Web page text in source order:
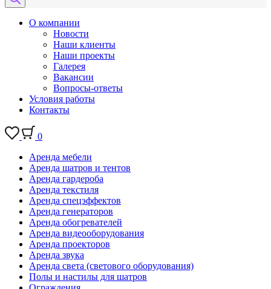
О компании
Новости
Наши клиенты
Наши проекты
Галерея
Вакансии
Вопросы-ответы
Условия работы
Контакты
0
Аренда мебели
Аренда шатров и тентов
Аренда гардероба
Аренда текстиля
Аренда спецэффектов
Аренда генераторов
Аренда обогревателей
Аренда видеооборудования
Аренда проекторов
Аренда звука
Аренда света (светового оборудования)
Полы и настилы для шатров